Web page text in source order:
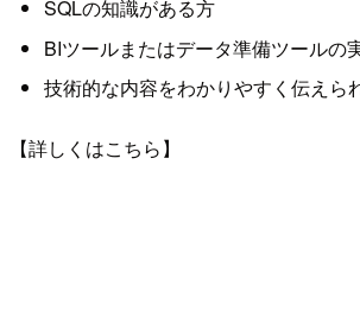
SQLの知識がある方
BIツールまたはデータ準備ツールの
技術的な内容をわかりやすく伝えら
【詳しくはこちら】